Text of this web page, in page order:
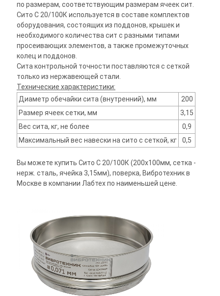
по размерам, соответствующим размерам ячеек сит.
Сито С 20/100К используется в составе комплектов
оборудования, состоящих из поддонов, крышек и
необходимого количества сит с разными типами
просеивающих элементов, а также промежуточных
колец и поддонов.
Сита контрольной точности поставляются с сеткой
только из нержавеющей стали.
Технические характеристики:
Диаметр обечайки сита (внутренний), мм
200
Размер ячеек сетки, мм
3,15
Вес сита, кг, не более
0,9
Максимальный вес навески на сито с сеткой, кг
0,5
Вы можете купить Сито С 20/100К (200х100мм, сетка -
нерж. сталь, ячейка 3,15мм), поверка, Вибротехник в
Москве в компании Лабтех по наименьшей цене.